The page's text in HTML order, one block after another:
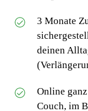
3 Monate
deinen
Online
Couch, im